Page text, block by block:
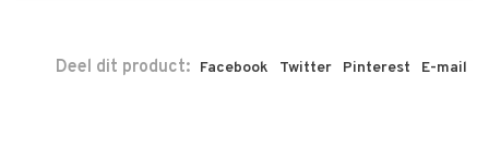
Deel dit product: Facebook Twitter Pinterest E-mail